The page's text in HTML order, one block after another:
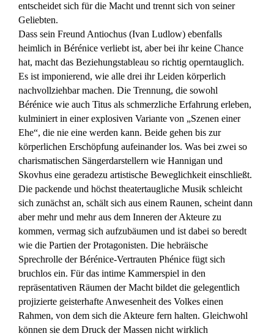
entscheidet sich für die Macht und trennt sich von seiner
Geliebten.
Dass sein Freund Antiochus (Ivan Ludlow) ebenfalls
heimlich in Bérénice verliebt ist, aber bei ihr keine Chance
hat, macht das Beziehungstableau so richtig operntauglich.
Es ist imponierend, wie alle drei ihr Leiden körperlich
nachvollziehbar machen. Die Trennung, die sowohl
Bérénice wie auch Titus als schmerzliche Erfahrung erleben,
kulminiert in einer explosiven Variante von „Szenen einer
Ehe“, die nie eine werden kann. Beide gehen bis zur
körperlichen Erschöpfung aufeinander los. Was bei zwei so
charismatischen Sängerdarstellern wie Hannigan und
Skovhus eine geradezu artistische Beweglichkeit einschließt.
Die packende und höchst theatertaugliche Musik schleicht
sich zunächst an, schält sich aus einem Raunen, scheint dann
aber mehr und mehr aus dem Inneren der Akteure zu
kommen, vermag sich aufzubäumen und ist dabei so beredt
wie die Partien der Protagonisten. Die hebräische
Sprechrolle der Bérénice-Vertrauten Phénice fügt sich
bruchlos ein. Für das intime Kammerspiel in den
repräsentativen Räumen der Macht bildet die gelegentlich
projizierte geisterhafte Anwesenheit des Volkes einen
Rahmen, von dem sich die Akteure fern halten. Gleichwohl
können sie dem Druck der Massen nicht wirklich